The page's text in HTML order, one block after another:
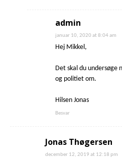
admin
januar 10, 2020 at 8:04 am
Hej Mikkel,
Det skal du undersøge
og politiet om.
Hilsen Jonas
Besvar
Jonas Thøgersen
december 12, 2019 at 12:18 pm